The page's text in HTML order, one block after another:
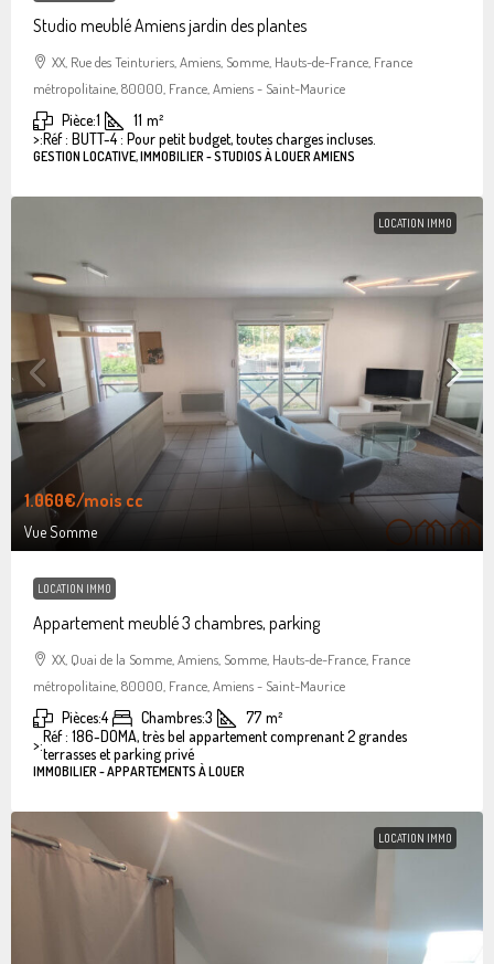
Studio meublé Amiens jardin des plantes
XX, Rue des Teinturiers, Amiens, Somme, Hauts-de-France, France
métropolitaine, 80000, France, Amiens - Saint-Maurice
Pièce:1 11 m²
>:Réf : BUTT-4 : Pour petit budget, toutes charges incluses.
GESTION LOCATIVE, IMMOBILIER - STUDIOS À LOUER AMIENS
LOCATION IMMO
1.060€/mois cc
Vue Somme
LOCATION IMMO
Appartement meublé 3 chambres, parking
XX, Quai de la Somme, Amiens, Somme, Hauts-de-France, France
métropolitaine, 80000, France, Amiens - Saint-Maurice
Pièces:4 Chambres:3 77 m²
>:Réf : 186-DOMA, très bel appartement comprenant 2 grandes
terrasses et parking privé
IMMOBILIER - APPARTEMENTS À LOUER
LOCATION IMMO